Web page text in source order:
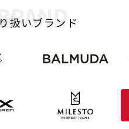
BRAND
扱いブランド